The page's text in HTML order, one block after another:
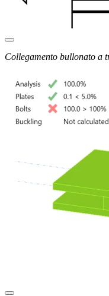
Collegamento bullonato a